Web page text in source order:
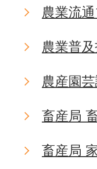
農業流
農業普
農産園
畜産局
畜産局